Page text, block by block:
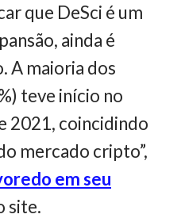
que DeSci é um
ainda é
A maioria dos
teve início no
2021, coincidindo
mercado cripto”,
em seu
site.